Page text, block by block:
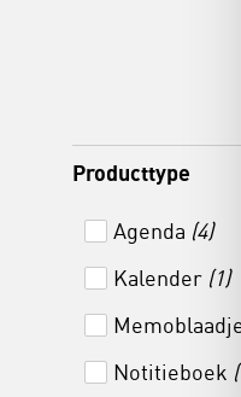
Producttype
Agenda (4)
Kalender (1)
Notitieboek